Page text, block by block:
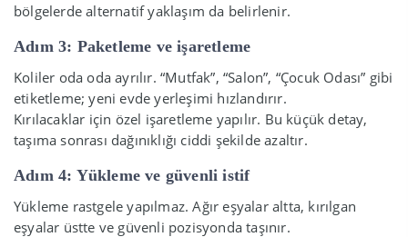
bölgelerde alternatif yaklaşım da belirlenir.
Adım 3: Paketleme ve işaretleme
Koliler oda oda ayrılır. “Mutfak”, “Salon”, “Çocuk Odası” gibi
etiketleme; yeni evde yerleşimi hızlandırır.
Kırılacaklar için özel işaretleme yapılır. Bu küçük detay,
taşıma sonrası dağınıklığı ciddi şekilde azaltır.
Adım 4: Yükleme ve güvenli istif
Yükleme rastgele yapılmaz. Ağır eşyalar altta, kırılgan
eşyalar üstte ve güvenli pozisyonda taşınır.